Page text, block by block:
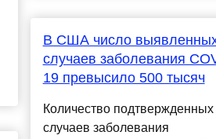
В США число
случаев заболевания
19 превысило 500 тысяч
Количество подтвержденных
случаев заболевания